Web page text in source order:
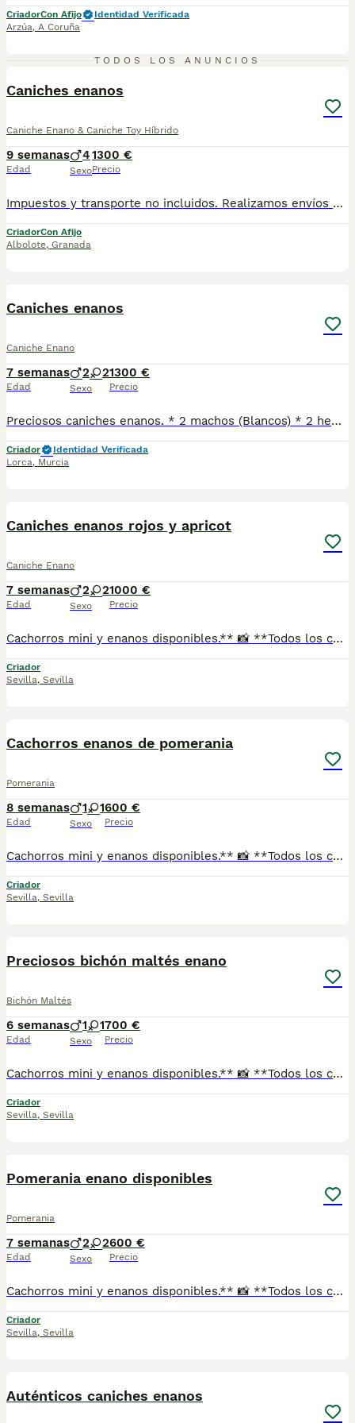
CriadorCon Afijo
Identidad Verificada
Arzúa, A Coruña
TODOS LOS ANUNCIOS
Caniches enanos
Caniche Enano & Caniche Toy Híbrido
9 semanas
Edad
4
Sexo
1300 €
Precio
Impuestos y transporte no incluidos. Realizamos envíos a toda España ( Barcelona, Madrid, Mallorca, Marbella, etc). Se entregan con sus vacunas y desparasitaciones correspondientes, cartilla, chip y contrato. Pedigree opcional. Para más información contactar: 958 26 94 55 ( Llamada) 624637075 ( whatsap) Web: www.centropuppyhome.com
CriadorCon Afijo
Albolote, Granada
Caniches enanos
Caniche Enano
7 semanas
Edad
2 2
Sexo
1300 €
Precio
Preciosos caniches enanos. * 2 machos (Blancos) * 2 hembras, una blanca y otra apricot clarita. * 1 vacuna puesta y cartilla veterinaria. *Compromiso de microchip.
Criador
Identidad Verificada
Lorca, Murcia
Caniches enanos rojos y apricot
Caniche Enano
7 semanas
Edad
2 2
Sexo
1000 €
Precio
Cachorros mini y enanos disponibles.** 📸 **Todos los cachorros disponibles están publicados en nuestra web**, donde podrás ver fotos actualizadas, información y disponibilidad. ✅ Se entregan con: ✔ Cartilla veterinaria. ✔ Vacunas al día según la edad. ✔ Pienso para los primeros días. ✔ Contrato de compra. ✔ Garantía. 🚚 **Envíos con pago a la entrega** para mayor comodidad y tranquilidad. 📍 Enviamos a: Andalucía, Madrid, Cataluña, Comunidad Valenciana, Murcia, Aragón, Castilla-La Mancha, Castilla y León, Extremadura, Galicia, Asturias, Cantabria, País Vasco, Navarra y La Rioja. 📞 Teléfono y WhatsApp: **621 31 88 32** 🌐 Web: https://www.mundochihuahua.es
Criador
Sevilla, Sevilla
Cachorros enanos de pomerania
Pomerania
8 semanas
Edad
1 1
Sexo
600 €
Precio
Cachorros mini y enanos disponibles.** 📸 **Todos los cachorros disponibles están publicados en nuestra web**, donde podrás ver fotos actualizadas, información y disponibilidad. ✅ Se entregan con: ✔ Cartilla veterinaria. ✔ Vacunas al día según la edad. ✔ Pienso para los primeros días. ✔ Contrato de compra. ✔ Garantía. 🚚 **Envíos con pago a la entrega** para mayor comodidad y tranquilidad. 📍 Enviamos a: Andalucía, Madrid, Cataluña, Comunidad Valenciana, Murcia, Aragón, Castilla-La Mancha, Castilla y León, Extremadura, Galicia, Asturias, Cantabria, País Vasco, Navarra y La Rioja. 📞 Teléfono y WhatsApp: **621 31 88 32** 🌐 Web: https://www.mundochihuahua.es
Criador
Sevilla, Sevilla
Preciosos bichón maltés enano
Bichón Maltés
6 semanas
Edad
1 1
Sexo
700 €
Precio
Cachorros mini y enanos disponibles.** 📸 **Todos los cachorros disponibles están publicados en nuestra web**, donde podrás ver fotos actualizadas, información y disponibilidad. ✅ Se entregan con: ✔ Cartilla veterinaria. ✔ Vacunas al día según la edad. ✔ Pienso para los primeros días. ✔ Contrato de compra. ✔ Garantía. 🚚 **Envíos con pago a la entrega** para mayor comodidad y tranquilidad. 📍 Enviamos a: Andalucía, Madrid, Cataluña, Comunidad Valenciana, Murcia, Aragón, Castilla-La Mancha, Castilla y León, Extremadura, Galicia, Asturias, Cantabria, País Vasco, Navarra y La Rioja. 📞 Teléfono y WhatsApp: **621 31 88 32** 🌐 Web: https://www.mundochihuahua.es
Criador
Sevilla, Sevilla
Pomerania enano disponibles
Pomerania
7 semanas
Edad
2 2
Sexo
600 €
Precio
Cachorros mini y enanos disponibles.** 📸 **Todos los cachorros disponibles están publicados en nuestra web**, donde podrás ver fotos actualizadas, información y disponibilidad. ✅ Se entregan con: ✔ Cartilla veterinaria. ✔ Vacunas al día según la edad. ✔ Pienso para los primeros días. ✔ Contrato de compra. ✔ Garantía. 🚚 **Envíos con pago a la entrega** para mayor comodidad y tranquilidad. 📍 Enviamos a: Andalucía, Madrid, Cataluña, Comunidad Valenciana, Murcia, Aragón, Castilla-La Mancha, Castilla y León, Extremadura, Galicia, Asturias, Cantabria, País Vasco, Navarra y La Rioja. 📞 Teléfono y WhatsApp: **621 31 88 32** 🌐 Web: https://www.mundochihuahua.es
Criador
Sevilla, Sevilla
Auténticos caniches enanos